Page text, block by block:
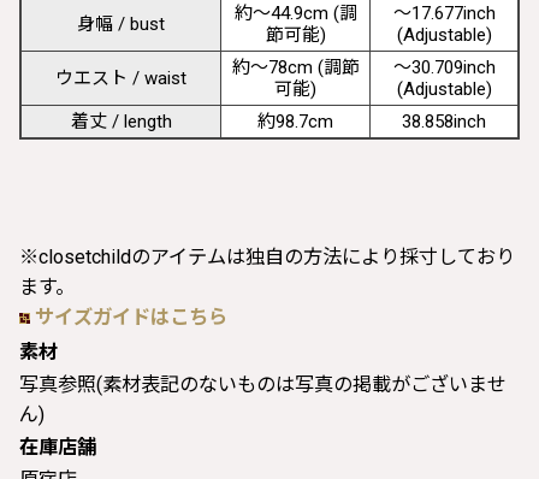
身幅 / bust
約〜44.9cm (調
節可能)
〜17.677inch
(Adjustable)
ウエスト / waist
約〜78cm (調節
可能)
〜30.709inch
(Adjustable)
着丈 / length
約98.7cm 38.858inch
※closetchildのアイテムは独自の方法により採寸しており
ます。
サイズガイドはこちら
素材
写真参照(素材表記のないものは写真の掲載がございませ
ん)
在庫店舗